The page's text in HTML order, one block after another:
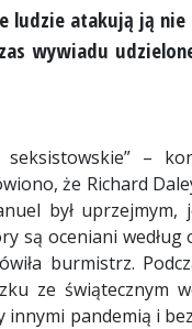
atakują ją
wywiadu
–
że Richard
był uprzejmym,
są oceniani
burmistrz.
ze świątecznym
pandemią i